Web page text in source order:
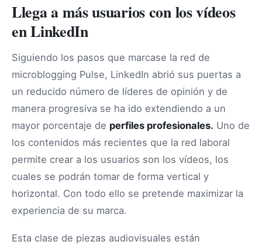
Llega a más usuarios con los vídeos
en LinkedIn
Siguiendo los pasos que marcase la red de
microblogging Pulse, LinkedIn abrió sus puertas a
un reducido número de líderes de opinión y de
manera progresiva se ha ido extendiendo a un
mayor porcentaje de perfiles profesionales. Uno de
los contenidos más recientes que la red laboral
permite crear a los usuarios son los vídeos, los
cuales se podrán tomar de forma vertical y
horizontal. Con todo ello se pretende maximizar la
experiencia de su marca.
Esta clase de piezas audiovisuales están